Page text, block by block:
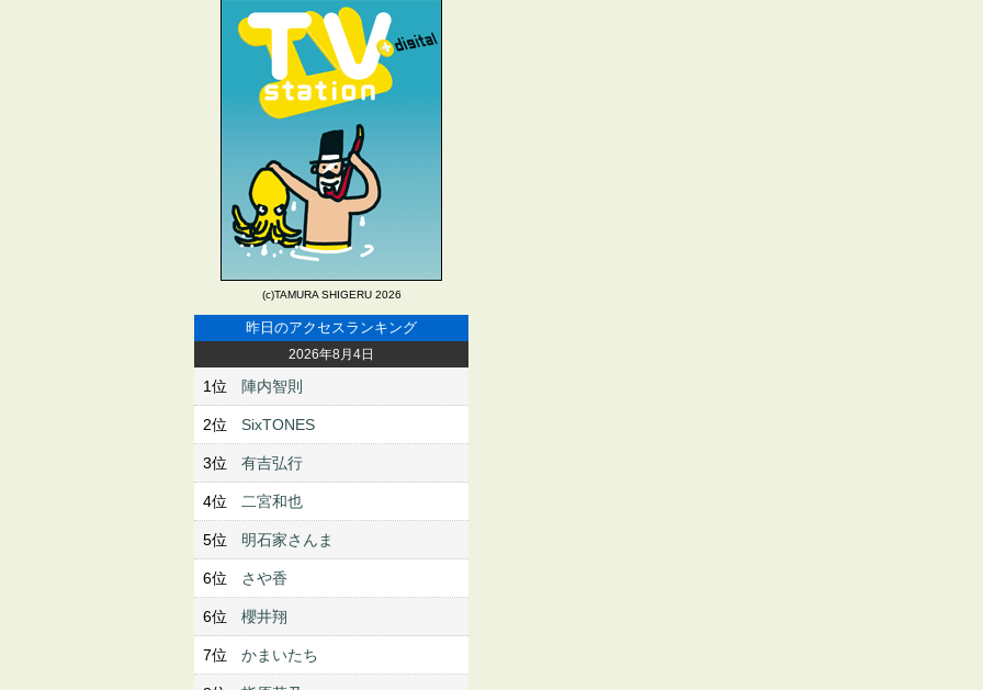
(c)TAMURA SHIGERU 2026
昨日のアクセスランキング
2026年8月4日
1位 陣内智則
2位 SixTONES
3位 有吉弘行
4位 二宮和也
5位 明石家さんま
6位 さや香
6位 櫻井翔
7位 かまいたち